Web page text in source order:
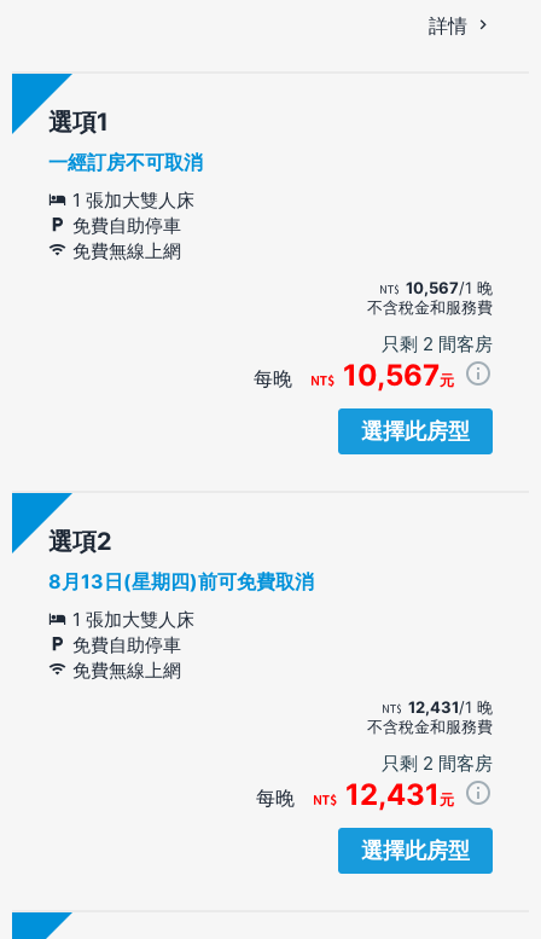
詳情
選項
一經訂房不可取消
1 張加大雙人床
免費自助停車
免費無線上網
10,567/1 晚
不含稅金和服務費
只剩 2 間客房
每晚 10,567元
選擇此房型
選項
8月13日(星期四)前可免費取消
1 張加大雙人床
免費自助停車
免費無線上網
12,431/1 晚
不含稅金和服務費
只剩 2 間客房
每晚 12,431 元
選擇此房型